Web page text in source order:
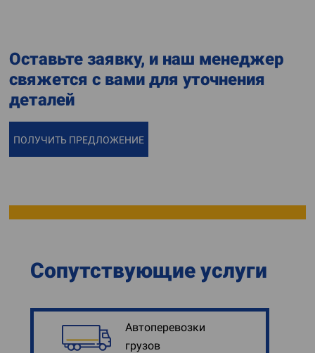
Оставьте заявку, и наш менеджер
свяжется с вами для уточнения
деталей
ПОЛУЧИТЬ ПРЕДЛОЖЕНИЕ
Сопутствующие услуги
Автоперевозки
грузов